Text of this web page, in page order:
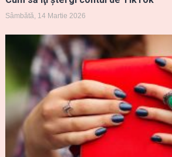
Sâmbătă, 14 Martie 2026